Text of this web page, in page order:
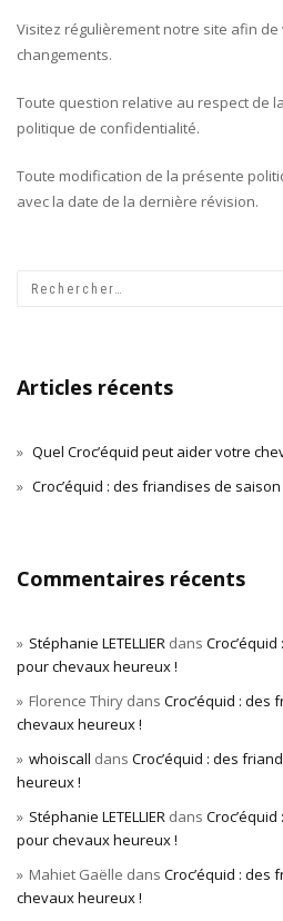
Visitez régulièrement notre site afin de
changements.
Toute question relative au respect de
politique de confidentialité.
Toute modification de la présente
avec la date de la dernière révision.
Articles récents
Quel Croc’équid peut aider votre
Croc’équid : des friandises de
Commentaires récents
Stéphanie LETELLIER dans
pour chevaux heureux !
Florence Thiry dans Croc’équid :
chevaux heureux !
whoiscall dans Croc’équid : des
heureux !
Stéphanie LETELLIER dans
pour chevaux heureux !
Mahiet Gaëlle dans Croc’équid :
chevaux heureux !